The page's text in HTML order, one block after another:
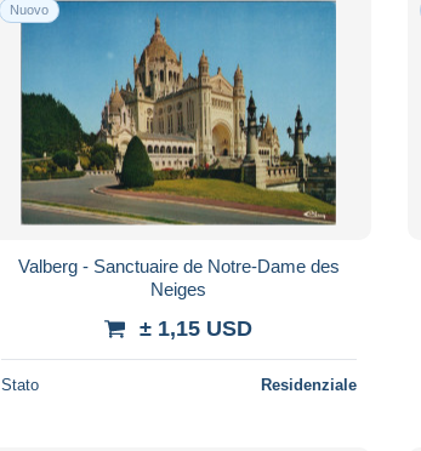
Nuovo
Valberg - Sanctuaire de Notre-Dame des
Neiges
± 1,15 USD
Stato Residenziale